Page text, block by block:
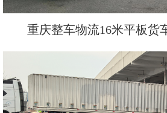
重庆整车物流16米平板货